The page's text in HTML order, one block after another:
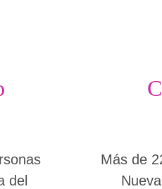
del
Más de